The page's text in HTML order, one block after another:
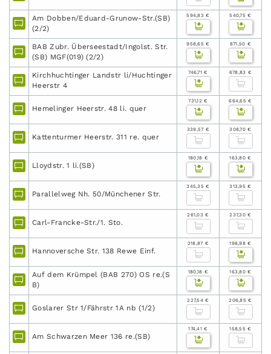
Am Dobben/Eduard-Grunow-Str.(SB)
(2/2)
594,83 € 540,75 €
BAB Zubr. Überseestadt/Ingolst. Str.
(SB) MGF(019) (2/2)
958,65 € 871,50 €
Kirchhuchtinger Landstr li/Huchtinger
Heerstr 4
746,71 € 678,83 €
Hemelinger Heerstr. 48 li. quer
731,12 € 664,65 €
Kattenturmer Heerstr. 311 re. quer
339,57 € 308,70 €
Lloydstr. 1 li.(SB)
180,18 € 163,80 €
Parallelweg Nh. 50/Münchener Str.
345,35 € 313,95 €
Carl-Francke-Str./1. Sto.
261,03 € 237,30 €
Hannoversche Str. 138 Rewe Einf.
218,87 € 198,98 €
Auf dem Krümpel (BAB 270) OS re.(S
B)
180,18 € 163,80 €
Goslarer Str 1/Fährstr 1A nb (1/2)
227,54 € 206,85 €
Am Schwarzen Meer 136 re.(SB)
174,41 € 158,55 €